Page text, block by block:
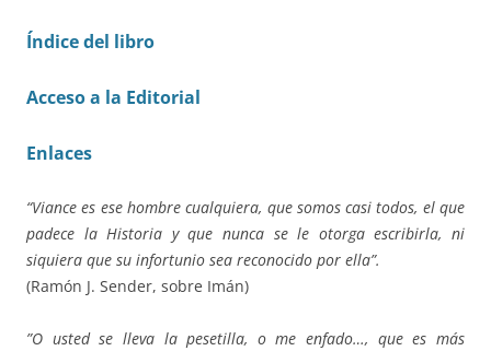
Índice del libro
Acceso a la Editorial
Enlaces
“Viance es ese hombre cualquiera, que somos casi todos, el que
padece la Historia y que nunca se le otorga escribirla, ni
siquiera que su infortunio sea reconocido por ella”.
(Ramón J. Sender, sobre Imán)
”O usted se lleva la pesetilla, o me enfado…, que es más